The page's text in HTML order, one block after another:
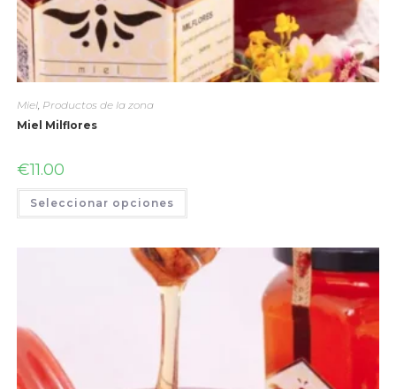
Miel, Productos de la zona
Miel Milflores
€11.00
Seleccionar opciones